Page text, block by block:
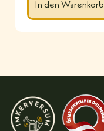
In den Warenkorb